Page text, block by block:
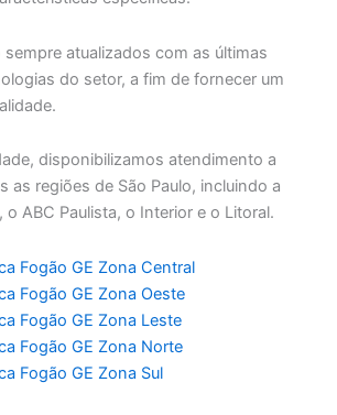
atualizados com as últimas
do setor, a fim de fornecer um
disponibilizamos atendimento a
as regiões de São Paulo, incluindo a
o ABC Paulista, o Interior e o Litoral.
Fogão GE Zona Central
Fogão GE Zona Oeste
Fogão GE Zona Leste
Fogão GE Zona Norte
Fogão GE Zona Sul